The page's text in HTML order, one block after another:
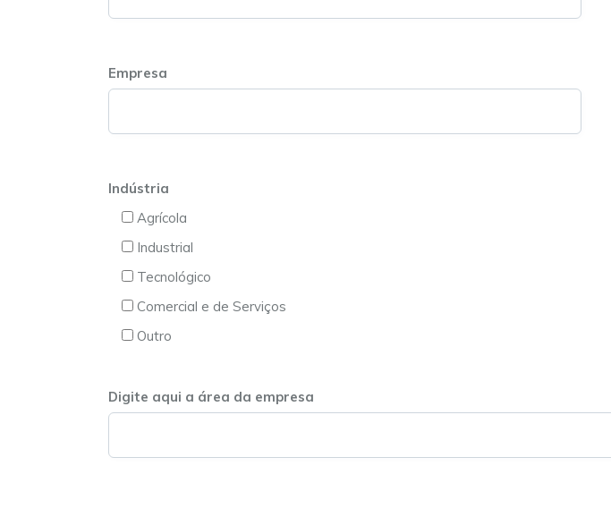
Empresa
Indústria
Agrícola
Industrial
Tecnológico
Comercial e de Serviços
Outro
Digite aqui a área da empresa